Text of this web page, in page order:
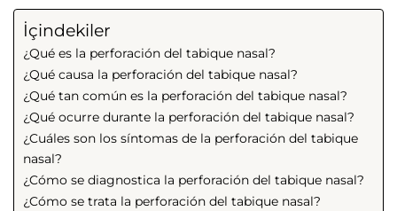
İçindekiler
¿Qué es la perforación del tabique nasal?
¿Qué causa la perforación del tabique nasal?
¿Qué tan común es la perforación del tabique nasal?
¿Qué ocurre durante la perforación del tabique nasal?
¿Cuáles son los síntomas de la perforación del tabique
nasal?
¿Cómo se diagnostica la perforación del tabique nasal?
¿Cómo se trata la perforación del tabique nasal?